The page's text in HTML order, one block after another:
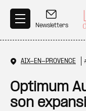
Newsletters
AIX-EN-PROVENCE
Optimum
son